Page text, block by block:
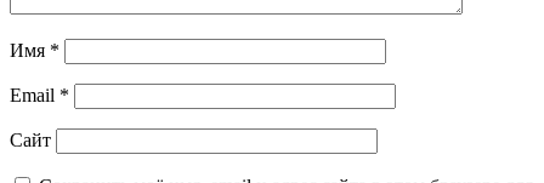
Имя *
Email *
Сайт